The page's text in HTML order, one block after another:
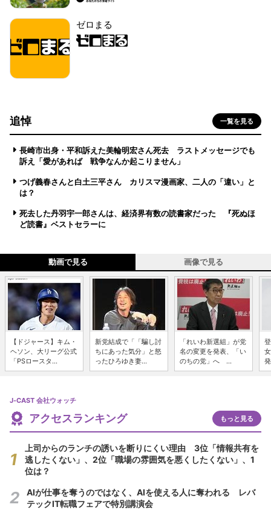
ゼロまる
追悼 一覧を見る
長崎市出身・平和訴えた美輪明宏さん死去 ラストメッセージでも
訴え「愛があれば 戦争なんか起こりません」
つげ義春さんと白土三平さん カリスマ漫画家、二人の「違い」と
は？
死去した丹羽宇一郎さんは、経済界有数の読書家だった 『死ぬほ
ど読書』ベストセラーに
動画で見る 画像で見る
【ドジャース】キム・
ヘソン、大リーグ公式
「PSロースタ...
新党結成で「「騙し討
ちにあった気分」と怒
ったひろゆき妻...
「れいわ新選組」が党
名の変更を発表、「い
のちの党」へ ...
J-CAST 会社ウォッチ
アクセスランキング もっと見る
上司からのランチの誘いを断りにくい理由 3位「情報共有を
逃したくない」、2位「職場の雰囲気を悪くしたくない」、1
位は？
AIが仕事を奪うのではなく、AIを使える人に奪われる レバ
テックIT転職フェアで特別講演会